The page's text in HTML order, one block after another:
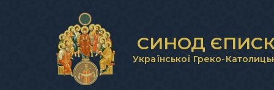
СИНОД
Української Греко-